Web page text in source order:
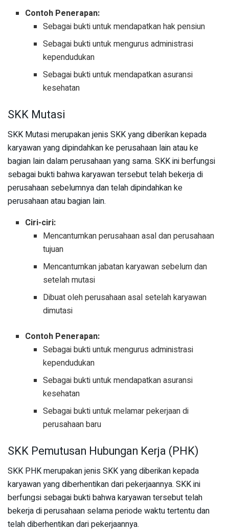
Contoh Penerapan:
Sebagai bukti untuk mendapatkan hak pensiun
Sebagai bukti untuk mengurus administrasi
kependudukan
Sebagai bukti untuk mendapatkan asuransi
kesehatan
SKK Mutasi
SKK Mutasi merupakan jenis SKK yang diberikan kepada
karyawan yang dipindahkan ke perusahaan lain atau ke
bagian lain dalam perusahaan yang sama. SKK ini berfungsi
sebagai bukti bahwa karyawan tersebut telah bekerja di
perusahaan sebelumnya dan telah dipindahkan ke
perusahaan atau bagian lain.
Ciri-ciri:
Mencantumkan perusahaan asal dan perusahaan
tujuan
Mencantumkan jabatan karyawan sebelum dan
setelah mutasi
Dibuat oleh perusahaan asal setelah karyawan
dimutasi
Contoh Penerapan:
Sebagai bukti untuk mengurus administrasi
kependudukan
Sebagai bukti untuk mendapatkan asuransi
kesehatan
Sebagai bukti untuk melamar pekerjaan di
perusahaan baru
SKK Pemutusan Hubungan Kerja (PHK)
SKK PHK merupakan jenis SKK yang diberikan kepada
karyawan yang diberhentikan dari pekerjaannya. SKK ini
berfungsi sebagai bukti bahwa karyawan tersebut telah
bekerja di perusahaan selama periode waktu tertentu dan
telah diberhentikan dari pekerjaannya.